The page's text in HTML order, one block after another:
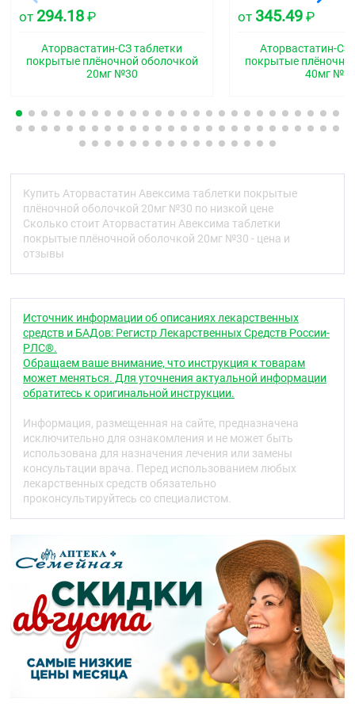
двояковыпуклые таблетки с пленочным
Таблетки 20 ;мг:;белые или почти белые, круглые,
двояковыпуклые таблетки с пленочным
Таблетки 40 ;мг:;белые или почти белые, круглые,
двояковыпуклые таблетки с пленочным
покрытием.
Фармакотерапевтическая группа
Гиполипидемическое средство - ГМГ-КоА-
редуктазы ингибитор
Код АТХ
C10AA05
Фармакодинамика
Аторвастатин ;— гиполипидемический препарат из
группы статинов. Селективный конкурентный
ингибитор 3-гидрокси-3-метилглутарил-коэнзим А
(ГМГ-КоА) редуктазы — ключевого фермента,
превращающего 3-гидрокси-3-
метилглютарилкоэнзим А в мевалоновую кислоту,
являющуюся предшественником стероидов,
включая холестерин. Подавление аторвастатином
синтеза ;холестерина ;(Хс) приводит к повышенной
реактивности рецепторов липопротеинов низкой
плотности (ЛПНП) в печени и внепечёночных
тканях. Эти рецепторы связывают частицы ЛПНП
и удаляют их из плазмы крови, что приводит к
снижению концентрации ;холестерина ;ЛПНП (Хс-
ЛПНП) в крови.
Антисклеротический эффект препарата
проявляется воздействием аторвастатина на
стенки сосудов и компоненты крови.
;Аторвастатин ;подавляет синтез изопреноидов,
являющихся факторами роста внутренней
оболочки сосудов. Под действием аторвастатина
улучшается эндотелийзависимое расширение
кровеносных сосудов. ;Аторвастатин ;снижает
концентрацию общего ;холестерина, Хс-ЛПНП,
от 294.18 ₽
Аторвастатин-СЗ таблетки
покрытые плёночной оболочкой
20мг №30
от 345.49 ₽
Аторвастатин-СЗ
покрытые
40мг
Купить Аторвастатин Авексима таблетки покрытые
плёночной оболочкой 20мг №30 по низкой цене
Сколько стоит Аторвастатин Авексима таблетки
покрытые плёночной оболочкой 20мг №30 - цена и
отзывы
Источник информации об описаниях лекарственных
средств и БАДов: Регистр Лекарственных Средств России-
РЛС®.
Обращаем ваше внимание, что инструкция к товарам
может меняться. Для уточнения актуальной информации
обратитесь к оригинальной инструкции.
Информация, размещенная на сайте, предназначена
исключительно для ознакомления и не может быть
использована для назначения лечения или замены
консультации врача. Перед использованием любых
лекарственных средств обязательно
проконсультируйтесь со специалистом.